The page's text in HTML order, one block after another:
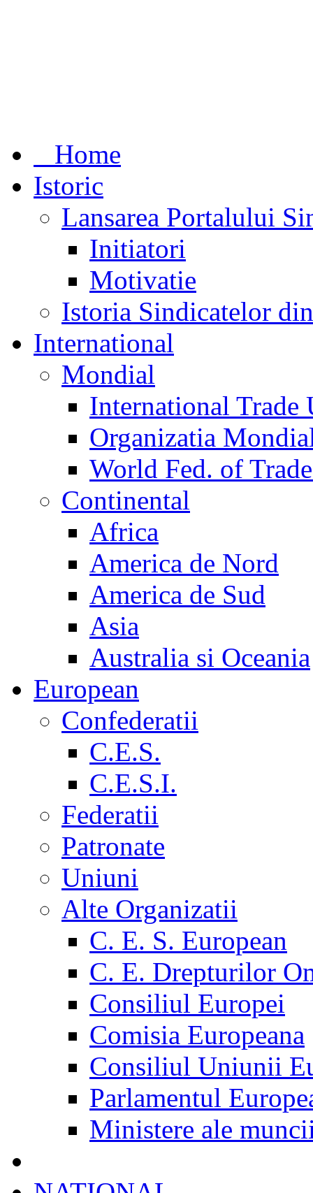
Home
Istoric
Lansarea Portalului
Initiatori
Motivatie
Istoria Sindicatelor
International
Mondial
International Trade
Organizatia
World Fed. of
Continental
Africa
America de Nord
America de Sud
Asia
Australia si Oceania
European
Confederatii
C.E.S.
C.E.S.I.
Federatii
Patronate
Uniuni
Alte Organizatii
C. E. S. European
C. E. Drepturilor
Consiliul Europei
Comisia Europeana
Consiliul Uniunii
Parlamentul
Ministere ale